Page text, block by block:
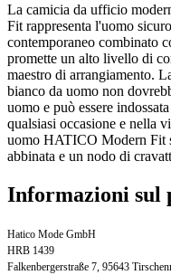
La camicia da ufficio
Fit rappresenta l'uomo
contemporaneo combinato
promette un alto livello di
maestro di arrangiamento.
bianco da uomo non
uomo e può essere
qualsiasi occasione e nella
uomo HATICO Modern Fit
abbinata e un nodo di
Informazioni sul
Hatico Mode GmbH
HRB 1439
Falkenbergerstraße 7, 95643